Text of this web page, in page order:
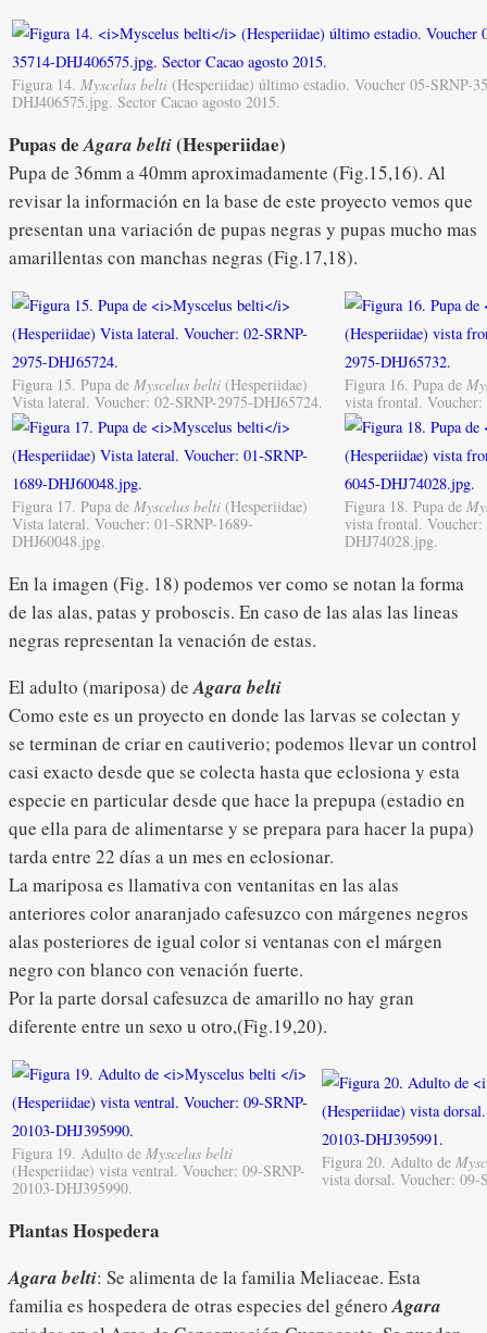
Figura 14. Myscelus belti (Hesperiidae) último estadio. Voucher 05-SRNP-
DHJ406575.jpg. Sector Cacao agosto 2015.
Pupas deAgara belti(Hesperiidae)
Pupa de 36mm a 40mm aproximadamente (Fig.15,16). Al
revisar la información en la base de este proyecto vemos que
presentan una variación de pupas negras y pupas mucho mas
amarillentas con manchas negras (Fig.17,18).
Figura 15. Pupa de Myscelus belti (Hesperiidae)
Vista lateral. Voucher: 02-SRNP-2975-DHJ65724.
Figura 16. Pupa de
vista frontal.
Figura 17. Pupa de Myscelus belti (Hesperiidae)
Vista lateral. Voucher: 01-SRNP-1689-
DHJ60048.jpg.
Figura 18. Pupa de
vista frontal.
DHJ74028.jpg.
En la imagen (Fig. 18) podemos ver como se notan la forma
de las alas, patas y proboscis. En caso de las alas las lineas
negras representan la venación de estas.
El adulto (mariposa) deAgara belti
Como este es un proyecto en donde las larvas se colectan y
se terminan de criar en cautiverio; podemos llevar un control
casi exacto desde que se colecta hasta que eclosiona y esta
especie en particular desde que hace la prepupa (estadio en
que ella para de alimentarse y se prepara para hacer la pupa)
tarda entre 22 días a un mes en eclosionar.
La mariposa es llamativa con ventanitas en las alas
anteriores color anaranjado cafesuzco con márgenes negros
alas posteriores de igual color si ventanas con el márgen
negro con blanco con venación fuerte.
Por la parte dorsal cafesuzca de amarillo no hay gran
diferente entre un sexo u otro,(Fig.19,20).
Figura 19. Adulto de Myscelus belti
(Hesperiidae) vista ventral. Voucher: 09-SRNP-
20103-DHJ395990.
Figura 20. Adulto de
vista dorsal. Voucher: 09-
Plantas Hospedera
Agara belti: Se alimenta de la familia Meliaceae. Esta
familia es hospedera de otras especies del géneroAgara